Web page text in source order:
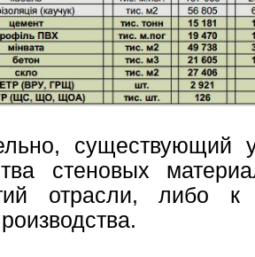
стеновых
отрасли, либо